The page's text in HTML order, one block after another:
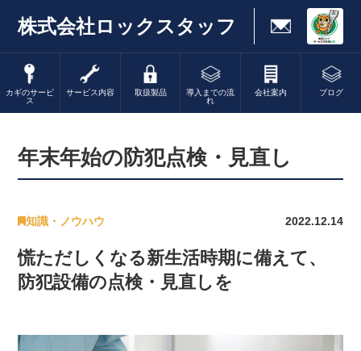
株式会社ロックスタッフ
カギのサービ
ス
サービス内容 取扱製品
導入までの流
れ
会社案内 ブログ
年末年始の防犯点検・見直し
知識・ノウハウ 2022.12.14
慌ただしくなる新生活時期に備えて、
防犯設備の点検・見直しを